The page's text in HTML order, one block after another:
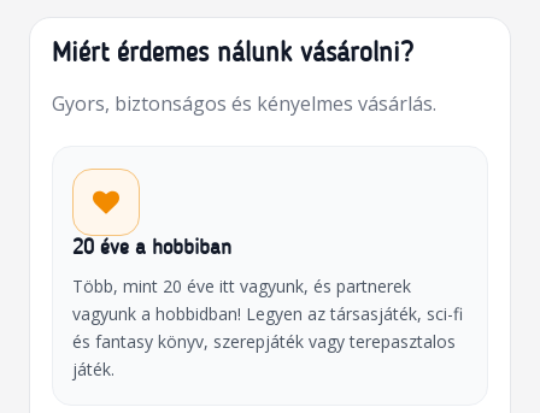
Miért érdemes nálunk vásárolni?
Gyors, biztonságos és kényelmes vásárlás.
20 éve a hobbiban
Több, mint 20 éve itt vagyunk, és partnerek
vagyunk a hobbidban! Legyen az társasjáték, sci-fi
és fantasy könyv, szerepjáték vagy terepasztalos
játék.